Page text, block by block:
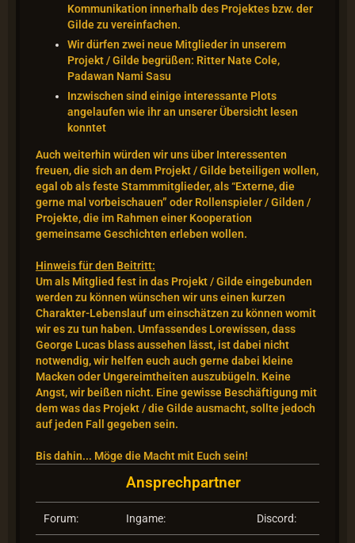
Kommunikation innerhalb des Projektes bzw. der
Gilde zu vereinfachen.
Wir dürfen zwei neue Mitglieder in unserem
Projekt / Gilde begrüßen: Ritter Nate Cole,
Padawan Nami Sasu
Inzwischen sind einige interessante Plots
angelaufen wie ihr an unserer Übersicht lesen
konntet
Auch weiterhin würden wir uns über Interessenten
freuen, die sich an dem Projekt / Gilde beteiligen wollen,
egal ob als feste Stammmitglieder, als “Externe, die
gerne mal vorbeischauen” oder Rollenspieler / Gilden /
Projekte, die im Rahmen einer Kooperation
gemeinsame Geschichten erleben wollen.
Hinweis für den Beitritt:
Um als Mitglied fest in das Projekt / Gilde eingebunden
werden zu können wünschen wir uns einen kurzen
Charakter-Lebenslauf um einschätzen zu können womit
wir es zu tun haben. Umfassendes Lorewissen, dass
George Lucas blass aussehen lässt, ist dabei nicht
notwendig, wir helfen euch auch gerne dabei kleine
Macken oder Ungereimtheiten auszubügeln. Keine
Angst, wir beißen nicht. Eine gewisse Beschäftigung mit
dem was das Projekt / die Gilde ausmacht, sollte jedoch
auf jeden Fall gegeben sein.
Bis dahin... Möge die Macht mit Euch sein!
Ansprechpartner
Forum: Ingame: Discord: